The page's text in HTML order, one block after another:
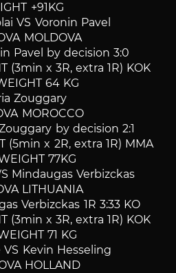
+91KG
VS Voronin Pavel
MOLDOVA
Pavel by decision 3:0
(3min x 3R, extra 1R) KOK
64 KG
Zouggary
MOROCCO
by decision 2:1
(5min x 2R, extra 1R) MMA
77KG
Mindaugas Verbizckas
LITHUANIA
Verbizckas 1R 3:33 KO
(3min x 3R, extra 1R) KOK
71 KG
VS Kevin Hesseling
HOLLAND